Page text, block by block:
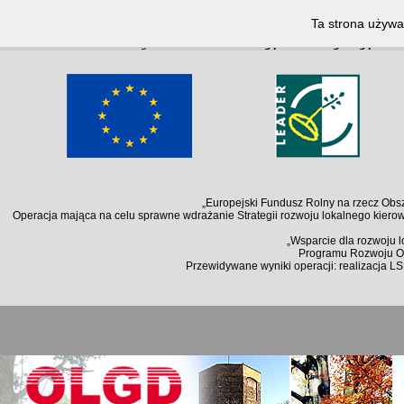
/home/klient.dhosting.pl/kallosz/olgd.org.pl/
Notice: Undefined index: lang in/home/klient.dhosting.pl/kallosz/olgd.org.pl/
„Europejski Fundusz Rolny na rzecz
Operacja mająca na celu sprawne wdrażanie Strategii rozwoju lokalnego
„Wsparcie dla rozwoju
Programu Rozwoju
Przewidywane wyniki operacji: realizacja
Ta strona